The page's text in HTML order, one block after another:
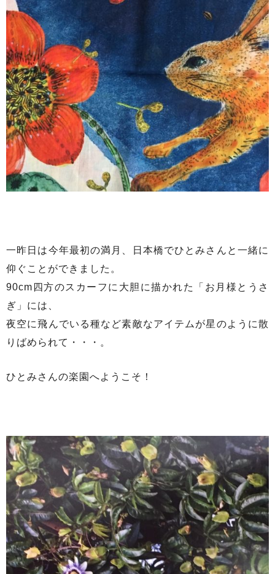
一昨日は今年最初の満月、日本橋でひとみさんと一緒に
仰ぐことができました。
90cm四方のスカーフに大胆に描かれた「お月様とうさ
ぎ」には、
夜空に飛んでいる種など素敵なアイテムが星のように散
りばめられて・・・。
ひとみさんの楽園へようこそ！